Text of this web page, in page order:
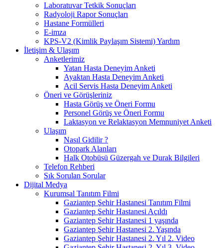
Laboratuvar Tetkik Sonuçları
Radyoloji Rapor Sonuçları
Hastane Formülleri
E-imza
KPS-V2 (Kimlik Paylaşım Sistemi) Yardım
İletişim & Ulaşım
Anketlerimiz
Yatan Hasta Deneyim Anketi
Ayaktan Hasta Deneyim Anketi
Acil Servis Hasta Deneyim Anketi
Öneri ve Görüşleriniz
Hasta Görüş ve Öneri Formu
Personel Görüş ve Öneri Formu
Laktasyon ve Relaktasyon Memnuniyet Anketi
Ulaşım
Nasıl Gidilir ?
Otopark Alanları
Halk Otobüsü Güzergah ve Durak Bilgileri
Telefon Rehberi
Sık Sorulan Sorular
Dijital Medya
Kurumsal Tanıtım Filmi
Gaziantep Şehir Hastanesi Tanıtım Filmi
Gaziantep Şehir Hastanesi Açıldı
Gaziantep Şehir Hastanesi 1 yaşında
Gaziantep Şehir Hastanesi 2. Yaşında
Gaziantep Şehir Hastanesi 2. Yıl 2. Video